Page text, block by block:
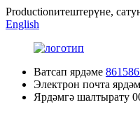
Productionитештерүне,
English
Ватсап ярдәме
Электрон почта
Ярдәмгә шалтырату